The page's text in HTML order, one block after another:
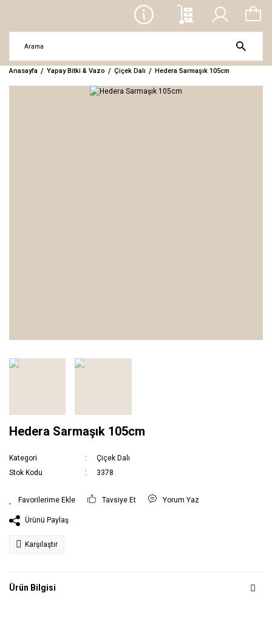
Anasayfa Yapay Bitki & Vazo Çiçek Dalı Hedera Sarmaşık 105cm
Hedera Sarmaşık 105cm
Kategori
Çiçek Dalı
Stok Kodu
3378
Tavsiye Et Yorum Yaz
Ürünü Paylaş
Karşılaştır
Ürün Bilgisi